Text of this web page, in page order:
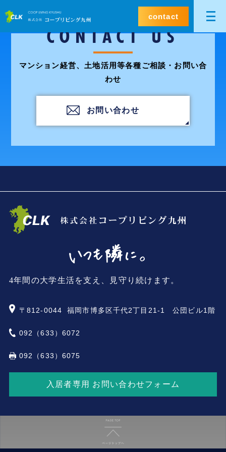
contact
CONTACT US
マンション経営、土地活用等各種ご相談・お問い合
わせ
お問い合わせ
4年間の大学生活を支え、見守り続けます。
〒812-0044 福岡市博多区千代2丁目21-1 公団ビル1階
092（633）6072
092（633）6075
入居者専用 お問い合わせフォーム